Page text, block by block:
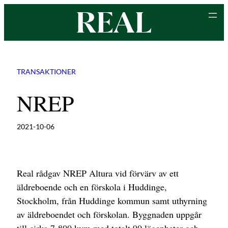
innehåll
TRANSAKTIONER
NREP
2021-10-06
Real rådgav NREP Altura vid förvärv av ett
äldreboende och en förskola i Huddinge,
Stockholm, från Huddinge kommun samt uthyrning
av äldreboendet och förskolan. Byggnaden uppgår